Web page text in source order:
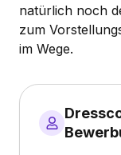
natürlich noch
zum
im Wege.